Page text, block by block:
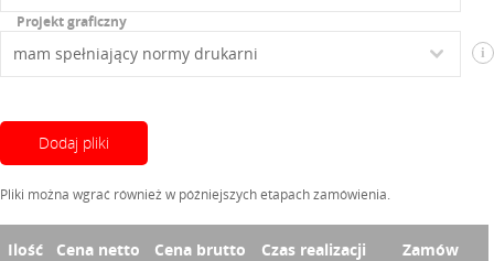
Projekt graficzny
i
Dodaj pliki
Pliki można wgrać również w późniejszych etapach zamówienia.
Ilość Cena netto Cena brutto Czas realizacji Zamów